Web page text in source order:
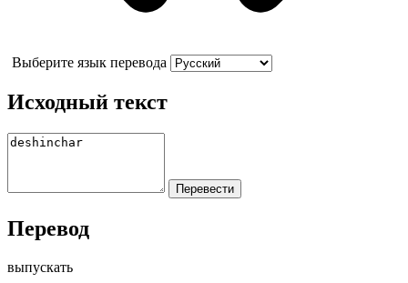
Выберите язык перевода
Исходный текст
Перевод
выпускать